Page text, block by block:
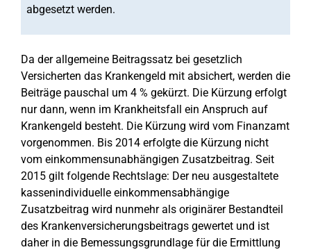
abgesetzt werden.
Da der allgemeine Beitragssatz bei gesetzlich
Versicherten das Krankengeld mit absichert, werden die
Beiträge pauschal um 4 % gekürzt. Die Kürzung erfolgt
nur dann, wenn im Krankheitsfall ein Anspruch auf
Krankengeld besteht. Die Kürzung wird vom Finanzamt
vorgenommen. Bis 2014 erfolgte die Kürzung nicht
vom einkommensunabhängigen Zusatzbeitrag. Seit
2015 gilt folgende Rechtslage: Der neu ausgestaltete
kassenindividuelle einkommensabhängige
Zusatzbeitrag wird nunmehr als originärer Bestandteil
des Krankenversicherungsbeitrags gewertet und ist
daher in die Bemessungsgrundlage für die Ermittlung